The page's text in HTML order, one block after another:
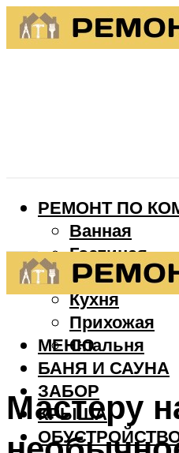
РЕМОНТ ПО
Ванная
Гостиная
Детская
Кухня
Прихожая
Спальня
БАНЯ И САУНА
ЗАБОР
КРЫША
МЕНЮ
Мастеру